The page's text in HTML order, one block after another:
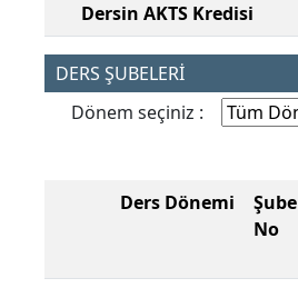
Dersin AKTS Kredisi
DERS ŞUBELERİ
Dönem seçiniz :
Ders Dönemi
Şube
No